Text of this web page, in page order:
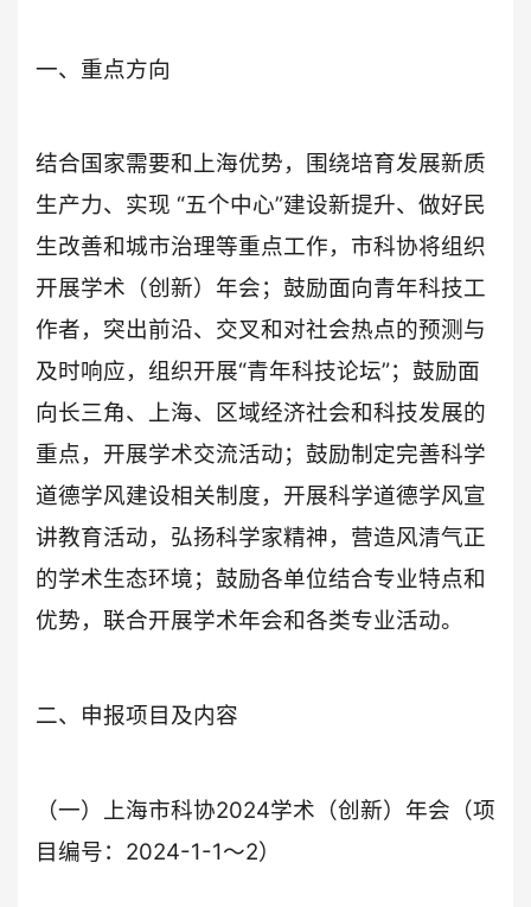
一、重点方向
结合国家需要和上海优势，围绕培育发展新质
生产力、实现 “五个中心”建设新提升、做好民
生改善和城市治理等重点工作，市科协将组织
开展学术（创新）年会；鼓励面向青年科技工
作者，突出前沿、交叉和对社会热点的预测与
及时响应，组织开展“青年科技论坛”；鼓励面
向长三角、上海、区域经济社会和科技发展的
重点，开展学术交流活动；鼓励制定完善科学
道德学风建设相关制度，开展科学道德学风宣
讲教育活动，弘扬科学家精神，营造风清气正
的学术生态环境；鼓励各单位结合专业特点和
优势，联合开展学术年会和各类专业活动。
二、申报项目及内容
（一）上海市科协2024学术（创新）年会（项
目编号：2024-1-1～2）